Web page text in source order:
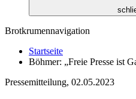
Brotkrumennavigation
Startseite
Böhmer: „Freie Presse ist
Pressemitteilung, 02.05.2023